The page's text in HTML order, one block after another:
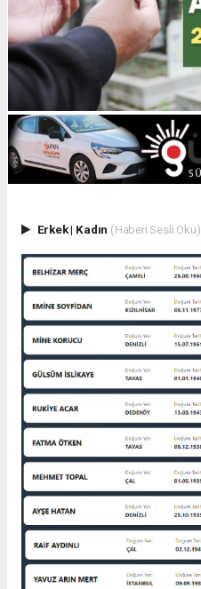
Erkek| Kadın (Haberi Sesli Oku)